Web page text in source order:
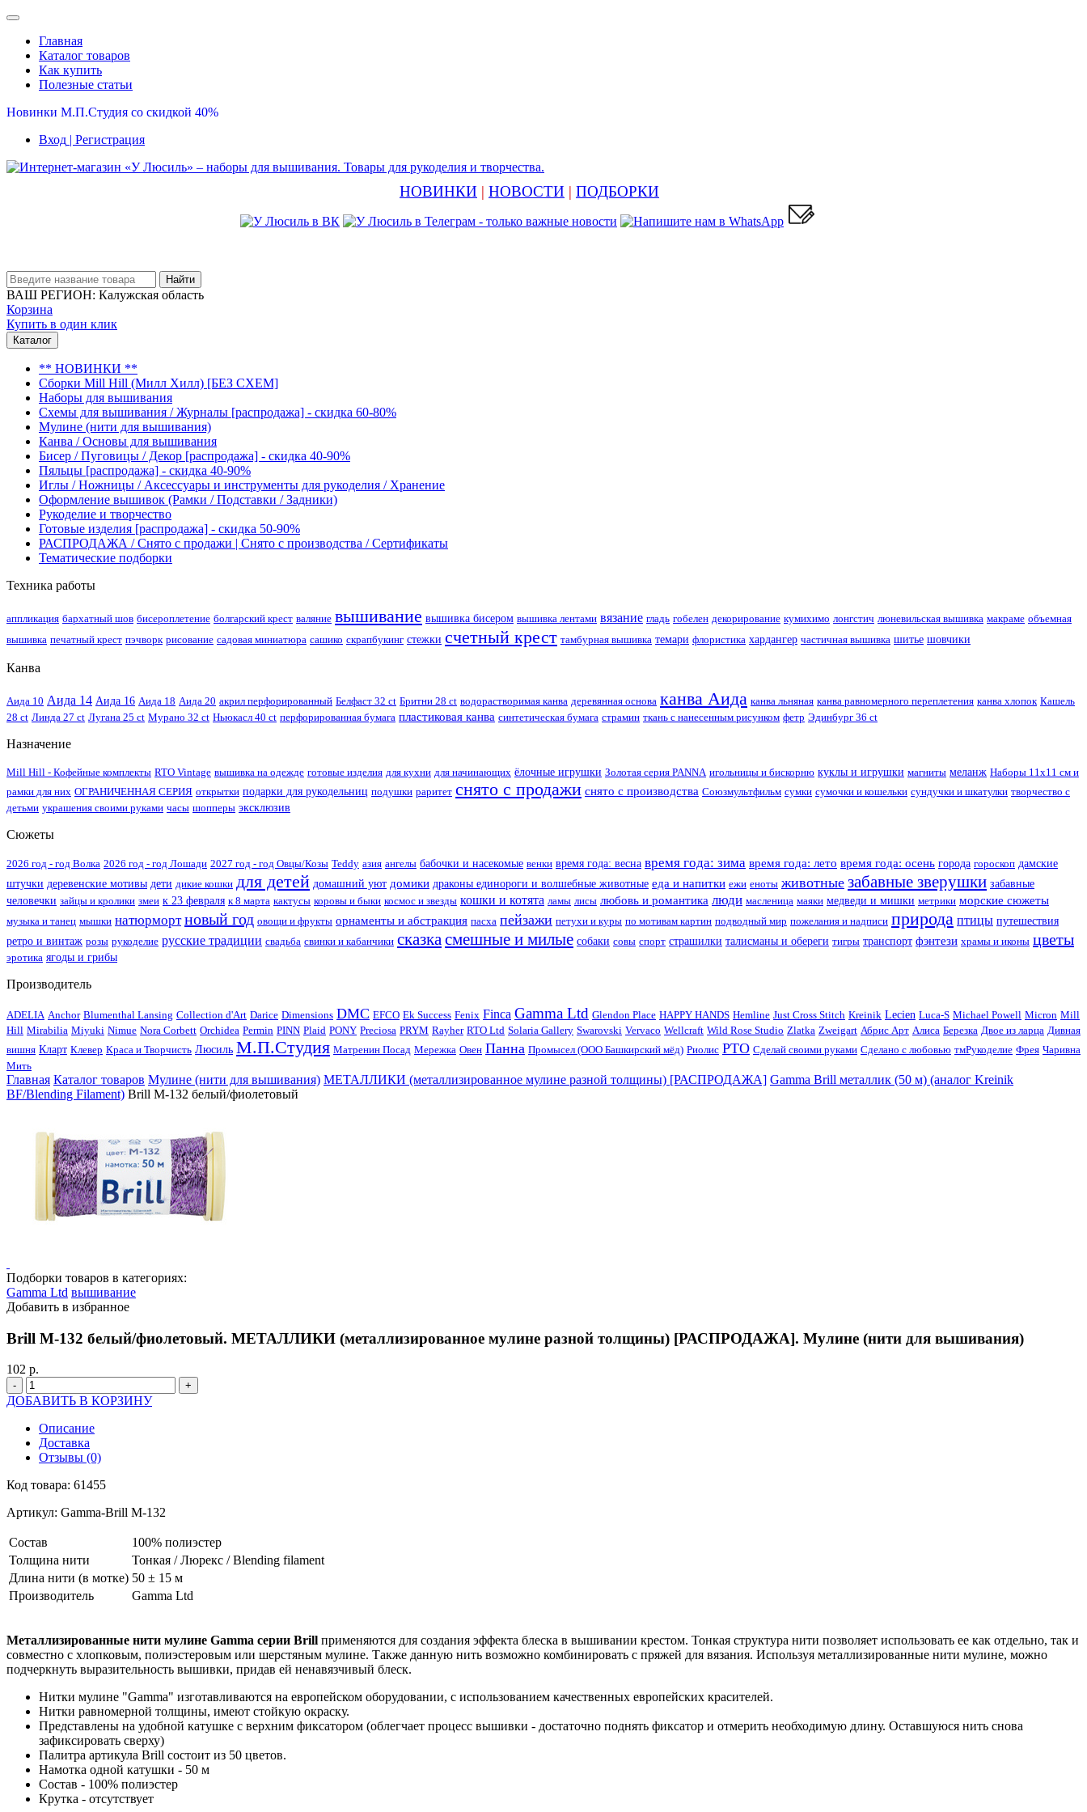
Главная
Каталог товаров
Как купить
Полезные статьи
Новинки М.П.Студия со скидкой 40%
Вход | Регистрация
НОВИНКИ | НОВОСТИ | ПОДБОРКИ
Найти
ВАШ РЕГИОН: Калужская область
Корзина
Купить в один клик
Каталог
** НОВИНКИ **
Сборки Mill Hill (Милл Хилл) [БЕЗ СХЕМ]
Наборы для вышивания
Схемы для вышивания / Журналы [распродажа] - скидка 60-80%
Мулине (нити для вышивания)
Канва / Основы для вышивания
Бисер / Пуговицы / Декор [распродажа] - скидка 40-90%
Пяльцы [распродажа] - скидка 40-90%
Иглы / Ножницы / Аксессуары и инструменты для рукоделия / Хранение
Оформление вышивок (Рамки / Подставки / Задники)
Рукоделие и творчество
Готовые изделия [распродажа] - скидка 50-90%
РАСПРОДАЖА / Снято с продажи | Снято с производства / Сертификаты
Тематические подборки
Техника работы
аппликация бархатный шов бисероплетение болгарский крест валяние вышивание вышивка бисером вышивка лентами вязание гладь гобелен декорирование кумихимо лонгстич люневильская вышивка макраме объемная
вышивка печатный крест пэчворк рисование садовая миниатюра сашико скрапбукинг стежки счетный крест тамбурная вышивка темари флористика хардангер частичная вышивка шитье шовчики
Канва
Аида 10 Аида 14 Аида 16 Аида 18 Аида 20 акрил перфорированный Белфаст 32 ct Бритни 28 ct водорастворимая канва деревянная основа канва Аида канва льняная канва равномерного переплетения канва хлопок Кашель
28 ct Линда 27 ct Лугана 25 ct Мурано 32 ct Ньюкасл 40 ct перфорированная бумага пластиковая канва синтетическая бумага страмин ткань с нанесенным рисунком фетр Эдинбург 36 ct
Назначение
Mill Hill - Кофейные комплекты RTO Vintage вышивка на одежде готовые изделия для кухни для начинающих ёлочные игрушки Золотая серия PANNA игольницы и бискорню куклы и игрушки магниты меланж Наборы 11х11 см и
рамки для них ОГРАНИЧЕННАЯ СЕРИЯ открытки подарки для рукодельниц подушки раритет снято с продажи снято с производства Союзмультфильм сумки сумочки и кошельки сундучки и шкатулки творчество с
детьми украшения своими руками часы шопперы эксклюзив
Сюжеты
2026 год - год Волка 2026 год - год Лошади 2027 год - год Овцы/Козы Teddy азия ангелы бабочки и насекомые венки время года: весна время года: зима время года: лето время года: осень города гороскоп дамские
штучки деревенские мотивы дети дикие кошки для детей домашний уют домики драконы единороги и волшебные животные еда и напитки ежи еноты животные забавные зверушки забавные
человечки зайцы и кролики змеи к 23 февраля к 8 марта кактусы коровы и быки космос и звезды кошки и котята ламы лисы любовь и романтика люди масленица маяки медведи и мишки метрики морские сюжеты
музыка и танец мышки натюрморт новый год овощи и фрукты орнаменты и абстракция пасха пейзажи петухи и куры по мотивам картин подводный мир пожелания и надписи природа птицы путешествия
ретро и винтаж розы рукоделие русские традиции свадьба свинки и кабанчики сказкасмешные и милые собаки совы спорт страшилки талисманы и обереги тигры транспорт фэнтези храмы и иконы цветы
эротика ягоды и грибы
Производитель
ADELIA Anchor Blumenthal Lansing Collection d'Art Darice Dimensions DMC EFCO Ek Success Fenix Finca Gamma Ltd Glendon Place HAPPY HANDS Hemline Just Cross Stitch Kreinik Lecien Luca-S Michael Powell Micron Mill
Hill Mirabilia Miyuki Nimue Nora Corbett Orchidea Permin PINN Plaid PONY Preciosa PRYM Rayher RTO Ltd Solaria Gallery Swarovski Vervaco Wellcraft Wild Rose Studio Zlatka Zweigart Абрис Арт Алиса Березка Двое из ларца Дивная
вишня Кларт Клевер Краса и Творчисть Люсиль М.П.Студия Матренин Посад Мережка Овен Панна Промысел (ООО Башкирский мёд) Риолис РТО Сделай своими руками Сделано с любовью тмРукоделиe Фрея Чаривна
Мить
Главная Каталог товаров Мулине (нити для вышивания) МЕТАЛЛИКИ (металлизированное мулине разной толщины) [РАСПРОДАЖА] Gamma Brill металлик (50 м) (аналог Kreinik
BF/Blending Filament) Brill M-132 белый/фиолетовый
Подборки товаров в категориях:
Gamma Ltd вышивание
Добавить в избранное
Brill M-132 белый/фиолетовый. МЕТАЛЛИКИ (металлизированное мулине разной толщины) [РАСПРОДАЖА]. Мулине (нити для вышивания)
102 р.
- +
ДОБАВИТЬ В КОРЗИНУ
Описание
Доставка
Отзывы (0)
Код товара: 61455
Артикул: Gamma-Brill M-132
Состав
100% полиэстер
Толщина нити
Тонкая / Люрекс / Blending filament
Длина нити (в мотке) 50 ± 15 м
Производитель
Gamma Ltd
Металлизированные нити мулине Gamma серии Brill применяются для создания эффекта блеска в вышивании крестом. Тонкая структура нити позволяет использовать ее как отдельно, так и
совместно с хлопковым, полиэстеровым или шерстяным мулине. Также данную нить возможно комбинировать с пряжей для вязания. Используя металлизированные нити мулине, можно
подчеркнуть выразительность вышивки, придав ей ненавязчивый блеск.
Нитки мулине "Gamma" изготавливаются на европейском оборудовании, с использованием качественных европейских красителей.
Нитки равномерной толщины, имеют стойкую окраску.
Представлены на удобной катушке с верхним фиксатором (облегчает процесс вышивки - достаточно поднять фиксатор и отмерить необходимую длину. Оставшуюся нить снова
зафиксировать сверху)
Палитра артикула Brill состоит из 50 цветов.
Намотка одной катушки - 50 м
Состав - 100% полиэстер
Крутка - отсутствует